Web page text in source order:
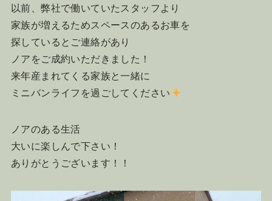
以前、弊社で働いていたスタッフより
家族が増えるためスペースのあるお車を
探しているとご連絡があり
ノアをご成約いただきました！
来年産まれてくる家族と一緒に
ミニバンライフを過ごしてください
ノアのある生活
大いに楽しんで下さい！
ありがとうございます！！